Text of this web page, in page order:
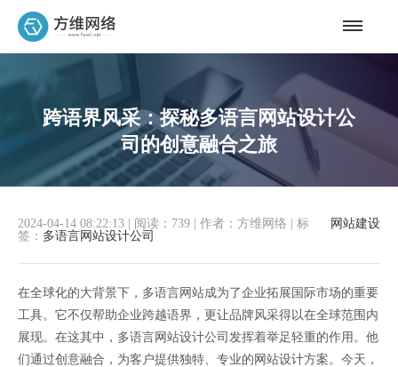
跨语界风采：探秘多语言网站设计公
司的创意融合之旅
网站建设
2024-04-14 08:22:13 阅读：739 作者：方维网络
标
签： 多语言网站设计公司
在全球化的大背景下，多语言网站成为了企业拓展国际市场的重要
工具。它不仅帮助企业跨越语界，更让品牌风采得以在全球范围内
展现。在这其中，多语言网站设计公司发挥着举足轻重的作用。他
们通过创意融合，为客户提供独特、专业的网站设计方案。今天，